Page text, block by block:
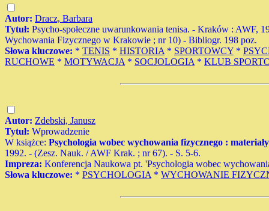
Autor: Dracz, Barbara
Tytuł: Psycho-społeczne uwarunkowania tenisa. - Kraków : AWF,
Wychowania Fizycznego w Krakowie ; nr 10) - Bibliogr. 198 poz.
Słowa kluczowe: * TENIS * HISTORIA * SPORTOWCY *
RUCHOWE * MOTYWACJA * SOCJOLOGIA * KLUB
Autor: Zdebski, Janusz
Tytuł: Wprowadzenie
W książce: Psychologia wobec wychowania fizycznego :
1992. - (Zesz. Nauk. / AWF Krak. ; nr 67). - S. 5-6.
Impreza: Konferencja Naukowa pt. 'Psychologia wobec
Słowa kluczowe: * PSYCHOLOGIA * WYCHOWANIE